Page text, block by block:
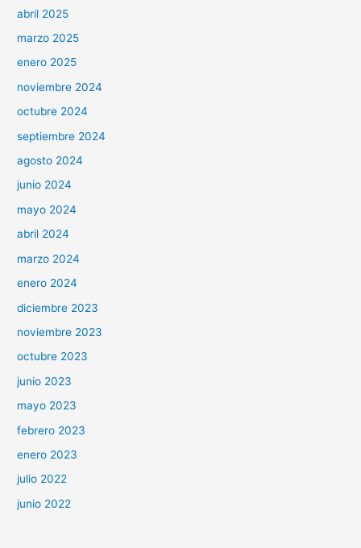
abril 2025
marzo 2025
enero 2025
noviembre 2024
octubre 2024
septiembre 2024
agosto 2024
junio 2024
mayo 2024
abril 2024
marzo 2024
enero 2024
diciembre 2023
noviembre 2023
octubre 2023
junio 2023
mayo 2023
febrero 2023
enero 2023
julio 2022
junio 2022